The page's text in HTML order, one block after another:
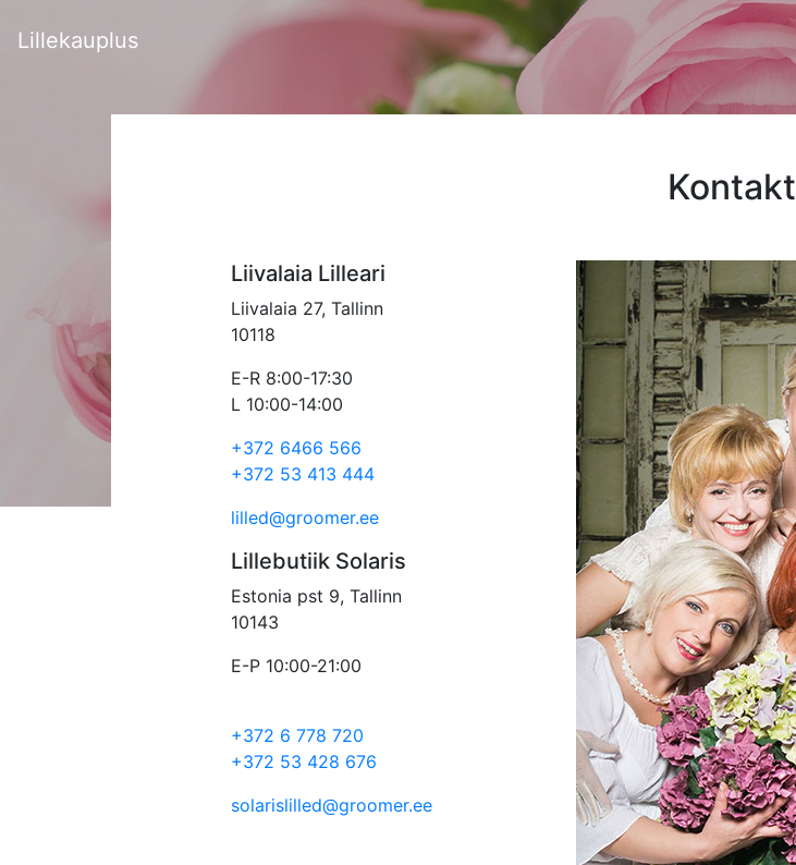
Lillekauplus
Kontakt
Liivalaia Lilleari
Liivalaia 27, Tallinn
10118
E-R 8:00-17:30
L 10:00-14:00
+372 6466 566
+372 53 413 444
lilled@groomer.ee
Lillebutiik Solaris
Estonia pst 9, Tallinn
10143
E-P 10:00-21:00
+372 6 778 720
+372 53 428 676
solarislilled@groomer.ee